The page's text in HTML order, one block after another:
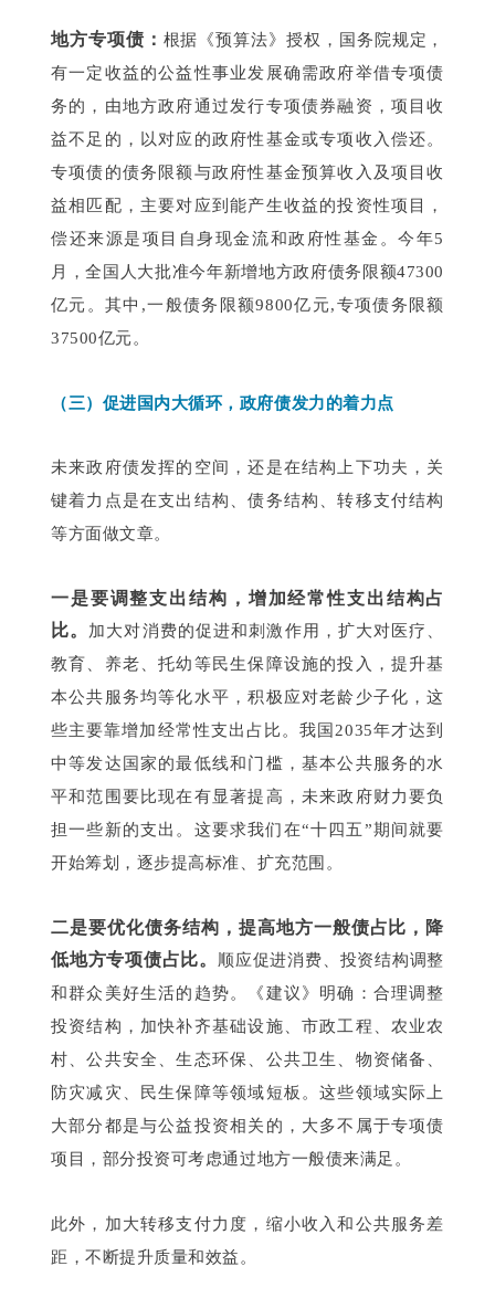
地方专项债： 根据《预算法》授权，国务院规定，
有一定收益的公益性事业发展确需政府举借专项债
务的，由地方政府通过发行专项债券融资，项目收
益不足的，以对应的政府性基金或专项收入偿还。
专项债的债务限额与政府性基金预算收入及项目收
益相匹配，主要对应到能产生收益的投资性项目，
偿还来源是项目自身现金流和政府性基金。今年5
月，全国人大批准今年新增地方政府债务限额47300
亿元。其中,一般债务限额9800亿元,专项债务限额
37500亿元。
（三）促进国内大循环，政府债发力的着力点
未来政府债发挥的空间，还是在结构上下功夫，关
键着力点是在支出结构、债务结构、转移支付结构
等方面做文章。
一是要调整支出结构，增加经常性支出结构占
比。 加大对消费的促进和刺激作用，扩大对医疗、
教育、养老、托幼等民生保障设施的投入，提升基
本公共服务均等化水平，积极应对老龄少子化，这
些主要靠增加经常性支出占比。我国2035年才达到
中等发达国家的最低线和门槛，基本公共服务的水
平和范围要比现在有显著提高，未来政府财力要负
担一些新的支出。这要求我们在“十四五”期间就要
开始筹划，逐步提高标准、扩充范围。
二是要优化债务结构，提高地方一般债占比，降
低地方专项债占比。 顺应促进消费、投资结构调整
和群众美好生活的趋势。《建议》明确：合理调整
投资结构，加快补齐基础设施、市政工程、农业农
村、公共安全、生态环保、公共卫生、物资储备、
防灾减灾、民生保障等领域短板。这些领域实际上
大部分都是与公益投资相关的，大多不属于专项债
项目，部分投资可考虑通过地方一般债来满足。
此外，加大转移支付力度，缩小收入和公共服务差
距，不断提升质量和效益。